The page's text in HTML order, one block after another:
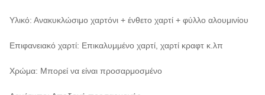
Υλικό: Ανακυκλώσιμο χαρτόνι + ένθετο χαρτί + φύλλο αλουμινίου
Επιφανειακό χαρτί: Επικαλυμμένο χαρτί, χαρτί κραφτ κ.λπ
Χρώμα: Μπορεί να είναι προσαρμοσμένο